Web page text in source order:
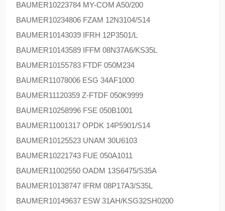
BAUMER10223784 MY-COM A50/200
BAUMER10234806 FZAM 12N3104/S14
BAUMER10143039 IFRH 12P3501/L
BAUMER10143589 IFFM 08N37A6/KS35L
BAUMER10155783 FTDF 050M234
BAUMER11078006 ESG 34AF1000
BAUMER11120359 Z-FTDF 050K9999
BAUMER10258996 FSE 050B1001
BAUMER11001317 OPDK 14P5901/S14
BAUMER10125523 UNAM 30U6103
BAUMER10221743 FUE 050A1011
BAUMER11002550 OADM 13S6475/S35A
BAUMER10138747 IFRM 08P17A3/S35L
BAUMER10149637 ESW 31AH/KSG32SH0200